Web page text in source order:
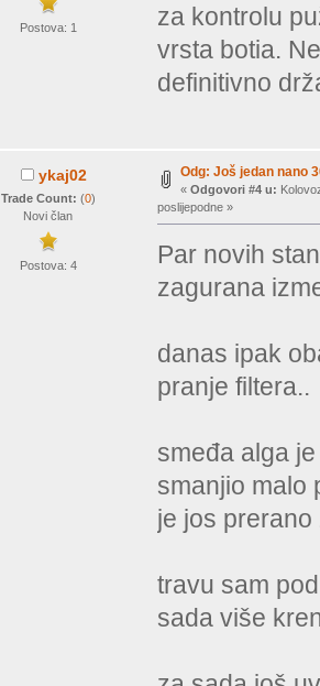
Postova: 1
za kontrolu
vrsta botia.
definitivno
ykaj02
Trade Count: (0)
Novi član
Postova: 4
Odg: Još jedan nano
« Odgovori #4 u:
poslijepodne »
Par novih
zagurana
danas ipak
pranje filtera..
smeđa alga
smanjio malo
je jos prerano
travu sam
sada više